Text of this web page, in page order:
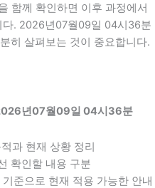
함께 확인하면 이후 과정에서
. 2026년07월09일 04시36분
히 살펴보는 것이 중요합니다.
년07월09일 04시36분
과 현재 상황 정리
확인할 내용 구분
준으로 현재 적용 가능한 안내